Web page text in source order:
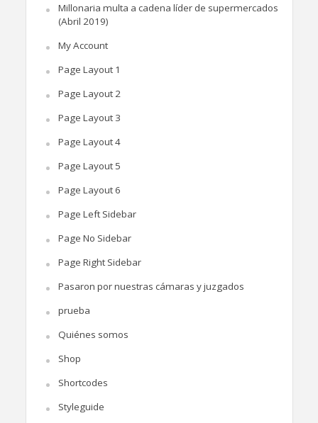
Millonaria multa a cadena líder de supermercados
(Abril 2019)
My Account
Page Layout 1
Page Layout 2
Page Layout 3
Page Layout 4
Page Layout 5
Page Layout 6
Page Left Sidebar
Page No Sidebar
Page Right Sidebar
Pasaron por nuestras cámaras y juzgados
prueba
Quiénes somos
Shop
Shortcodes
Styleguide